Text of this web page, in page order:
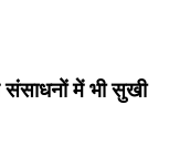
में भी सुखी